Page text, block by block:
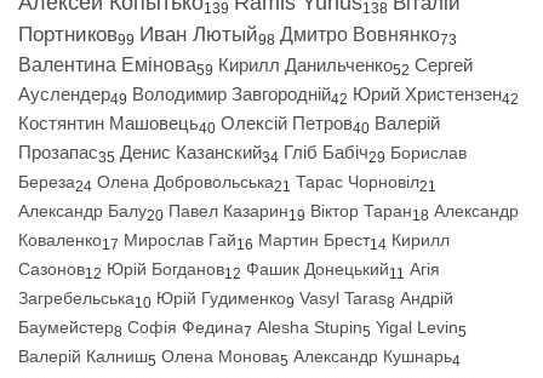
139 138
Портников99 Иван Лютый98 Дмитро Вовнянко73
Валентина Емінова59 Кирилл Данильченко52 Сергей
Ауслендер49 Володимир Завгородній42 Юрий Христензен42
Костянтин Машовець40 Олексій Петров40 Валерій
Прозапас35 Денис Казанский34 Гліб Бабіч29 Борислав
Береза24 Олена Добровольська21 Тарас Чорновіл21
Александр Балу20 Павел Казарин19 Віктор Таран18 Александр
Коваленко17 Мирослав Гай16 Мартин Брест14 Кирилл
Сазонов12 Юрій Богданов12 Фашик Донецький11 Агія
Загребельська10 Юрій Гудименко9 Vasyl Taras8 Андрій
Баумейстер8 Софія Федина7 Alesha Stupin5 Yigal Levin5
Валерій Калниш5 Олена Монова5 Александр Кушнарь4